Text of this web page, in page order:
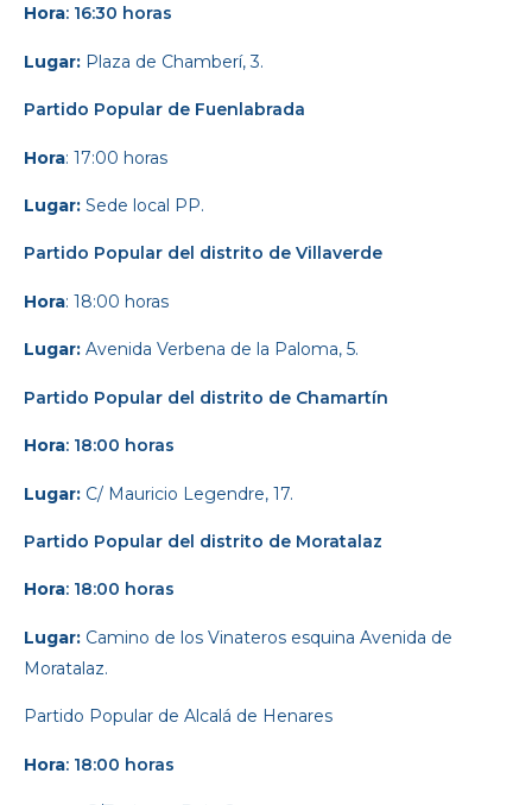
Hora: 16:30 horas
Lugar: Plaza de Chamberí, 3.
Partido Popular de Fuenlabrada
Hora: 17:00 horas
Lugar: Sede local PP.
Partido Popular del distrito de Villaverde
Hora: 18:00 horas
Lugar: Avenida Verbena de la Paloma, 5.
Partido Popular del distrito de Chamartín
Hora: 18:00 horas
Lugar: C/ Mauricio Legendre, 17.
Partido Popular del distrito de Moratalaz
Hora: 18:00 horas
Lugar: Camino de los Vinateros esquina Avenida de
Moratalaz.
Partido Popular de Alcalá de Henares
Hora: 18:00 horas